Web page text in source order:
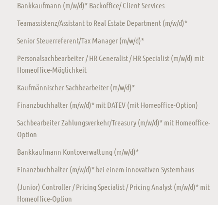
Bankkaufmann (m/w/d)* Backoffice/ Client Services
Teamassistenz/Assistant to Real Estate Department (m/w/d)*
Senior Steuerreferent/Tax Manager (m/w/d)*
Personalsachbearbeiter / HR Generalist / HR Specialist (m/w/d) mit
Homeoffice-Möglichkeit
Kaufmännischer Sachbearbeiter (m/w/d)*
Finanzbuchhalter (m/w/d)* mit DATEV (mit Homeoffice-Option)
Sachbearbeiter Zahlungsverkehr/Treasury (m/w/d)* mit Homeoffice-
Option
Bankkaufmann Kontoverwaltung (m/w/d)*
Finanzbuchhalter (m/w/d)* bei einem innovativen Systemhaus
(Junior) Controller / Pricing Specialist / Pricing Analyst (m/w/d)* mit
Homeoffice-Option